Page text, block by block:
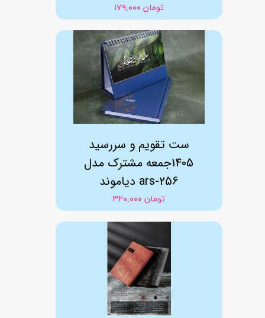
۱۷۹,۰۰۰ تومان
ست تقویم و سررسید
1405جمعه مشترک مدل
دیاموند ars-256
۳۲۰,۰۰۰ تومان